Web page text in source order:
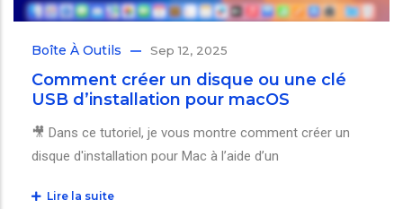
Boîte À Outils Sep 12, 2025
Comment créer un disque ou une clé
USB d’installation pour macOS
🎥 Dans ce tutoriel, je vous montre comment créer un
disque d'installation pour Mac à l’aide d’un
Lire la suite